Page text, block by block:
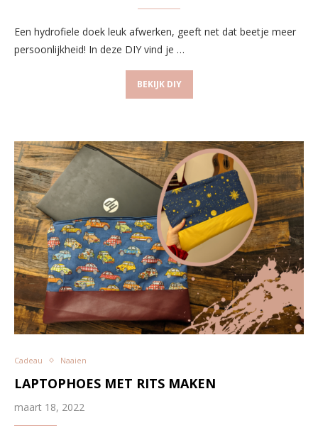
Een hydrofiele doek leuk afwerken, geeft net dat beetje meer
persoonlijkheid! In deze DIY vind je …
BEKIJK DIY
Cadeau Naaien
LAPTOPHOES MET RITS MAKEN
maart 18, 2022